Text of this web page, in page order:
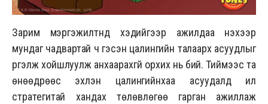
Зарим мэргэжилтнүүд хэдийгээр ажилдаа үнэхээр
мундаг чадвартай ч гэсэн цалингийн талаарх асуудлыг
үргэлж хойшлуулж анхаарахгүй орхих нь бий. Тиймээс та
өнөөдрөөс эхлэн цалингийнхаа асуудалд илүү
стратегитай хандах төлөвлөгөө гарган ажиллаж